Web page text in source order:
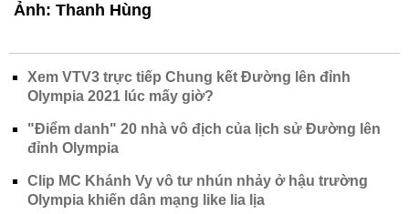
Ảnh: Thanh Hùng
Xem VTV3 trực tiếp Chung kết Đường lên đỉnh
Olympia 2021 lúc mấy giờ?
"Điểm danh" 20 nhà vô địch của lịch sử Đường lên
đỉnh Olympia
Clip MC Khánh Vy vô tư nhún nhảy ở hậu trường
Olympia khiến dân mạng like lia lịa